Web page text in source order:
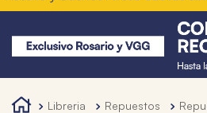
libreria repuestos
1.
hot wheels
3